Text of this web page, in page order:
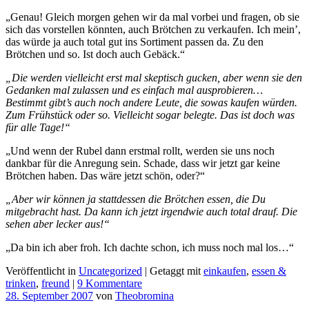
„Genau! Gleich morgen gehen wir da mal vorbei und fragen, ob sie
sich das vorstellen könnten, auch Brötchen zu verkaufen. Ich mein’,
das würde ja auch total gut ins Sortiment passen da. Zu den
Brötchen und so. Ist doch auch Gebäck.“
„Die werden vielleicht erst mal skeptisch gucken, aber wenn sie den
Gedanken mal zulassen und es einfach mal ausprobieren…
Bestimmt gibt’s auch noch andere Leute, die sowas kaufen würden.
Zum Frühstück oder so. Vielleicht sogar belegte. Das ist doch was
für alle Tage!“
„Und wenn der Rubel dann erstmal rollt, werden sie uns noch
dankbar für die Anregung sein. Schade, dass wir jetzt gar keine
Brötchen haben. Das wäre jetzt schön, oder?“
„Aber wir können ja stattdessen die Brötchen essen, die Du
mitgebracht hast. Da kann ich jetzt irgendwie auch total drauf. Die
sehen aber lecker aus!“
„Da bin ich aber froh. Ich dachte schon, ich muss noch mal los…“
Veröffentlicht in Uncategorized | Getaggt mit einkaufen, essen &
trinken, freund | 9 Kommentare
28. September 2007 von Theobromina